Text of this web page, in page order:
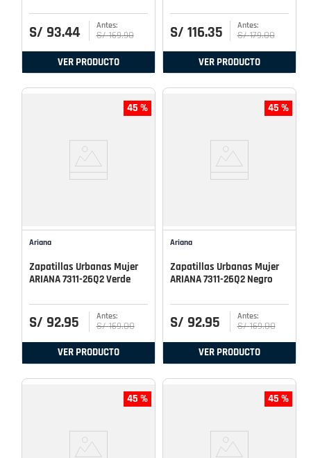
S/ 93.44 S/ 169.90
VER PRODUCTO
S/ 116.35 S/ 179.00
VER PRODUCTO
45 %
Ariana
Zapatillas Urbanas Mujer
ARIANA 7311-26Q2 Verde
S/ 92.95 S/ 169.00
VER PRODUCTO
45 %
Ariana
Zapatillas Urbanas Mujer
ARIANA 7311-26Q2 Negro
S/ 92.95 S/ 169.00
VER PRODUCTO
45 % 45 %